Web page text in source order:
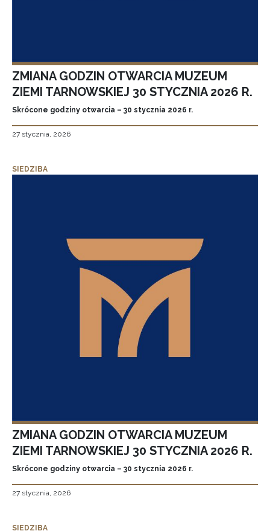
ZMIANA GODZIN OTWARCIA MUZEUM
ZIEMI TARNOWSKIEJ 30 STYCZNIA 2026 R.
Skrócone godziny otwarcia – 30 stycznia 2026 r.
27 stycznia, 2026
SIEDZIBA
ZMIANA GODZIN OTWARCIA MUZEUM
ZIEMI TARNOWSKIEJ 30 STYCZNIA 2026 R.
Skrócone godziny otwarcia – 30 stycznia 2026 r.
27 stycznia, 2026
SIEDZIBA